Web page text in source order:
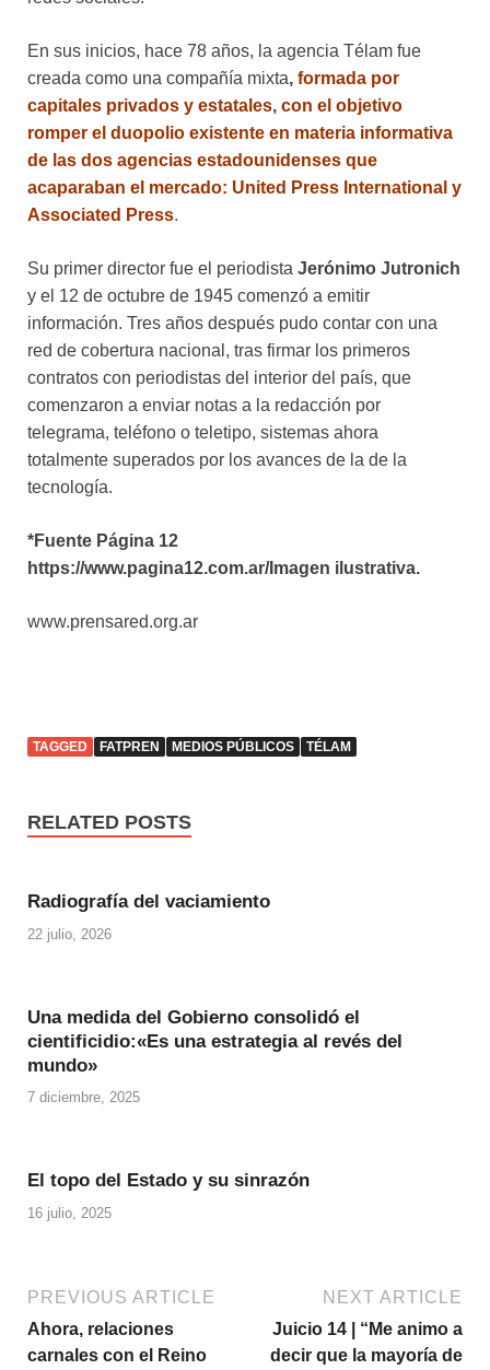
En sus inicios, hace 78 años, la agencia Télam fue
creada como una compañía mixta, formada por
capitales privados y estatales, con el objetivo
romper el duopolio existente en materia informativa
de las dos agencias estadounidenses que
acaparaban el mercado: United Press International y
Associated Press.
Su primer director fue el periodista Jerónimo Jutronich
y el 12 de octubre de 1945 comenzó a emitir
información. Tres años después pudo contar con una
red de cobertura nacional, tras firmar los primeros
contratos con periodistas del interior del país, que
comenzaron a enviar notas a la redacción por
telegrama, teléfono o teletipo, sistemas ahora
totalmente superados por los avances de la de la
tecnología.
*Fuente Página 12
https://www.pagina12.com.ar/Imagen ilustrativa.
www.prensared.org.ar
TAGGED FATPREN MEDIOS PÚBLICOS TÉLAM
RELATED POSTS
Radiografía del vaciamiento
22 julio, 2026
Una medida del Gobierno consolidó el
cientificidio:«Es una estrategia al revés del
mundo»
7 diciembre, 2025
El topo del Estado y su sinrazón
16 julio, 2025
PREVIOUS ARTICLE
Ahora, relaciones
carnales con el Reino
NEXT ARTICLE
Juicio 14 | “Me animo a
decir que la mayoría de